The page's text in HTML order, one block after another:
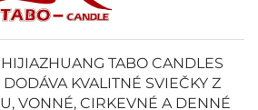
TABO CANDLES
DODÁVA KVALITNÉ SVIEČKY Z
VONNÉ, CIRKEVNÉ A DENNÉ